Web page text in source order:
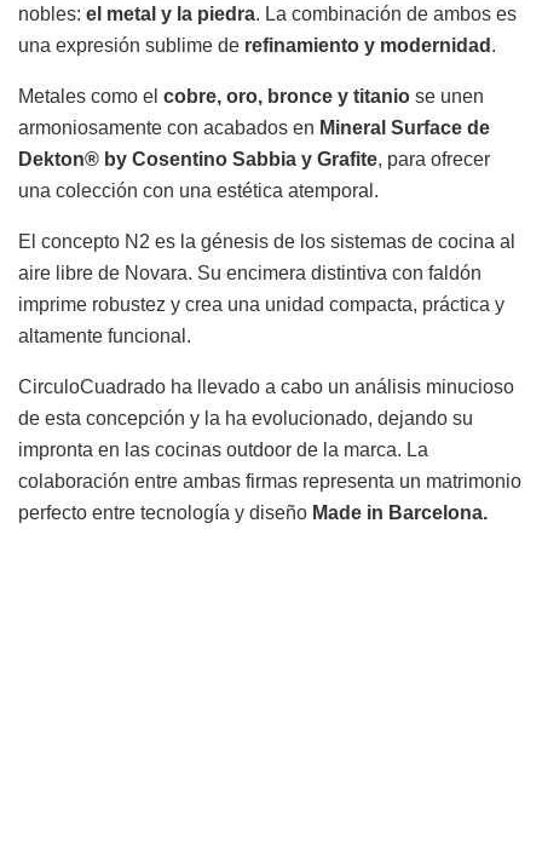
nobles: el metal y la piedra. La combinación de ambos es
una expresión sublime de refinamiento y modernidad .
Metales como el cobre, oro, bronce y titanio se unen
armoniosamente con acabados en Mineral Surface de
Dekton® by Cosentino Sabbia y Grafite, para ofrecer
una colección con una estética atemporal.
El concepto N2 es la génesis de los sistemas de cocina al
aire libre de Novara. Su encimera distintiva con faldón
imprime robustez y crea una unidad compacta, práctica y
altamente funcional.
CirculoCuadrado ha llevado a cabo un análisis minucioso
de esta concepción y la ha evolucionado, dejando su
impronta en las cocinas outdoor de la marca. La
colaboración entre ambas firmas representa un matrimonio
perfecto entre tecnología y diseño Made in Barcelona.